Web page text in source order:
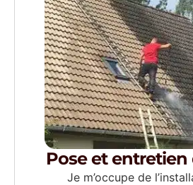
Pose et
Je m’occupe de